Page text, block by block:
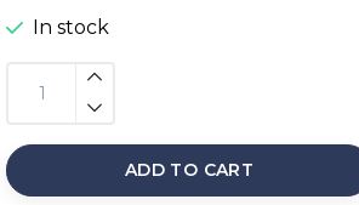
In stock
ADD TO CART